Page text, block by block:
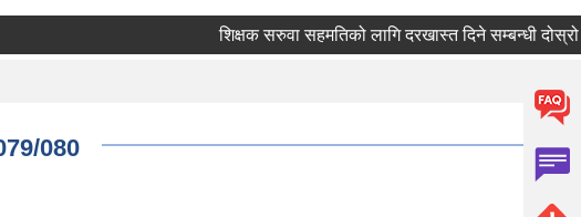
शिक्षक सरुवा सहमतिको लागि दरखास्त दिने सम्बन्धी
080